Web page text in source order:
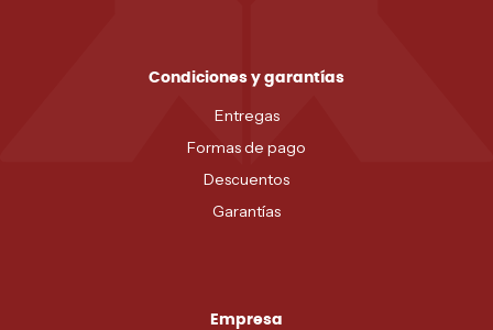
Condiciones y garantías
Entregas
Formas de pago
Descuentos
Garantías
Empresa